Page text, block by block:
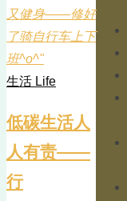
又健身——修好
了骑自行车上下
班^o^"
生活 Life
低碳生活人
人有责——
行